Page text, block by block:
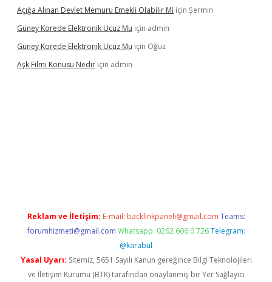
Açığa Alınan Devlet Memuru Emekli Olabilir Mi için Şermin
Güney Korede Elektronik Ucuz Mu için admin
Güney Korede Elektronik Ucuz Mu için Oğuz
Aşk Filmi Konusu Nedir için admin
Reklam ve İletişim: E-mail: backlinkpaneli@gmail.com Teams:
forumhizmeti@gmail.com Whatsapp: 0262 606 0 726 Telegram:
@karabul
Yasal Uyarı: Sitemiz, 5651 Sayılı Kanun gereğince Bilgi Teknolojileri
ve İletişim Kurumu (BTK) tarafından onaylanmış bir Yer Sağlayıcı